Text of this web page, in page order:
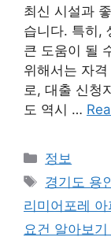
최신 시설과
습니다. 특히,
큰 도움이 될
위해서는 자
로, 대출 신청
도 역시 …
Categories
정보
Tags
경기도 용
리미어포레
요건 알아보